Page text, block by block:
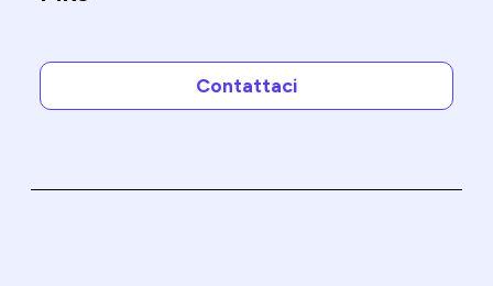
Contattaci